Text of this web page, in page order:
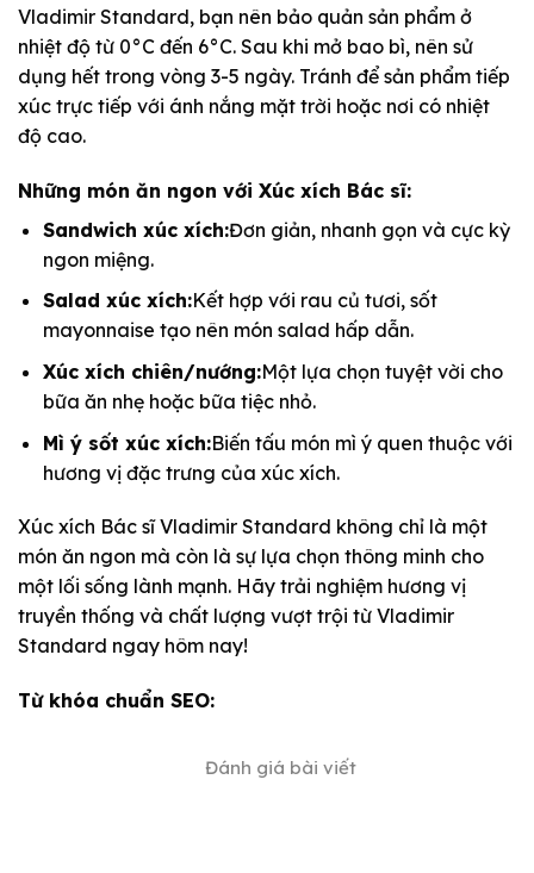
Vladimir Standard, bạn nên bảo quản sản phẩm ở
nhiệt độ từ 0°C đến 6°C. Sau khi mở bao bì, nên sử
dụng hết trong vòng 3-5 ngày. Tránh để sản phẩm tiếp
xúc trực tiếp với ánh nắng mặt trời hoặc nơi có nhiệt
độ cao.
Những món ăn ngon với Xúc xích Bác sĩ:
Sandwich xúc xích:Đơn giản, nhanh gọn và cực kỳ
ngon miệng.
Salad xúc xích:Kết hợp với rau củ tươi, sốt
mayonnaise tạo nên món salad hấp dẫn.
Xúc xích chiên/nướng:Một lựa chọn tuyệt vời cho
bữa ăn nhẹ hoặc bữa tiệc nhỏ.
Mì ý sốt xúc xích:Biến tấu món mì ý quen thuộc với
hương vị đặc trưng của xúc xích.
Xúc xích Bác sĩ Vladimir Standard không chỉ là một
món ăn ngon mà còn là sự lựa chọn thông minh cho
một lối sống lành mạnh. Hãy trải nghiệm hương vị
truyền thống và chất lượng vượt trội từ Vladimir
Standard ngay hôm nay!
Từ khóa chuẩn SEO:
Đánh giá bài viết